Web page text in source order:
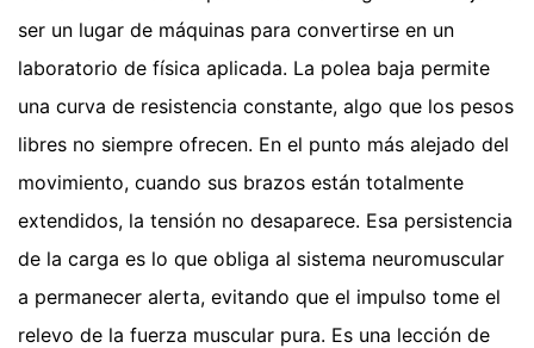
ser un lugar de máquinas para convertirse en un
laboratorio de física aplicada. La polea baja permite
una curva de resistencia constante, algo que los pesos
libres no siempre ofrecen. En el punto más alejado del
movimiento, cuando sus brazos están totalmente
extendidos, la tensión no desaparece. Esa persistencia
de la carga es lo que obliga al sistema neuromuscular
a permanecer alerta, evitando que el impulso tome el
relevo de la fuerza muscular pura. Es una lección de